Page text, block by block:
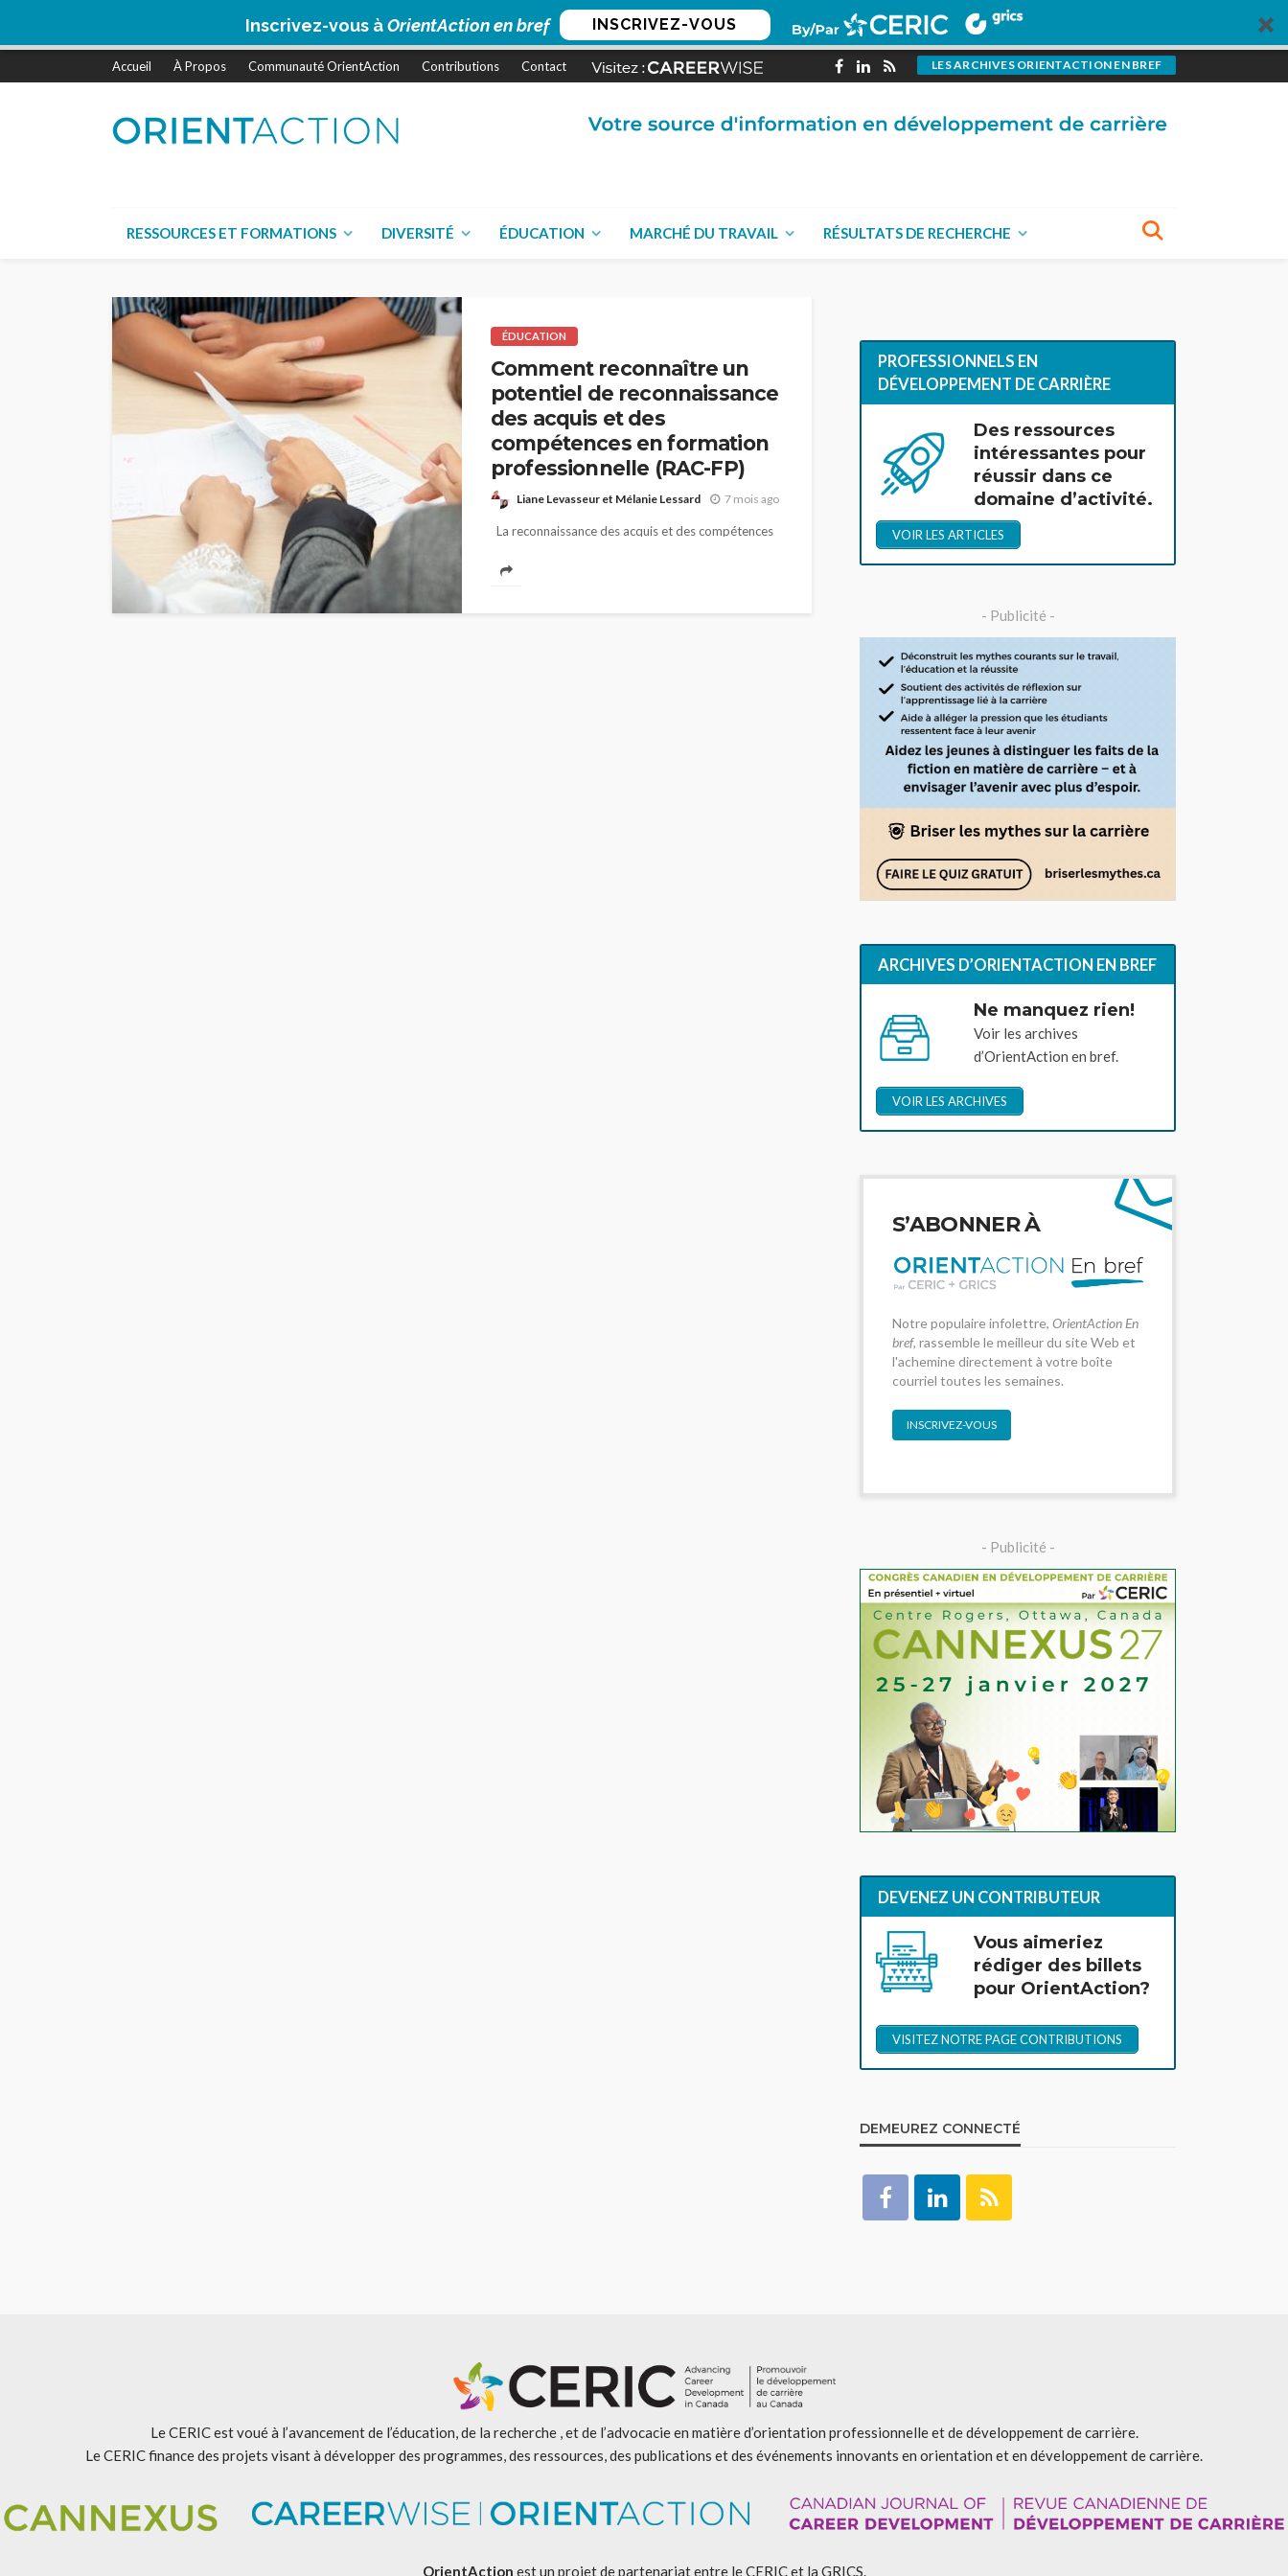
Inscrivez-vous àOrientAction en bref INSCRIVEZ-VOUS
Accueil À Propos Communauté OrientAction Contributions Contact LES ARCHIVES ORIENTACTION EN BREF
RESSOURCES ET FORMATIONS DIVERSITÉ ÉDUCATION MARCHÉ DU TRAVAIL RÉSULTATS DE RECHERCHE
ÉDUCATION
Comment reconnaître un
potentiel de reconnaissance
des acquis et des
compétences en formation
professionnelle (RAC-FP)
Liane Levasseur et Mélanie Lessard 7 mois ago
La reconnaissance des acquis et des compétences
démarche structurée qui permet à une personne de
PROFESSIONNELS EN
DÉVELOPPEMENT DE CARRIÈRE
Des ressources
intéressantes pour
réussir dans ce
domaine d’activité.
VOIR LES ARTICLES
- Publicité -
ARCHIVES D’ORIENTACTION EN BREF
Ne manquez rien!
Voir les archives
d’OrientAction en bref.
VOIR LES ARCHIVES
S’ABONNER À
Notre populaire infolettre, OrientAction En
bref, rassemble le meilleur du site Web et
l'achemine directement à votre boîte
courriel toutes les semaines.
INSCRIVEZ-VOUS
- Publicité -
DEVENEZ UN CONTRIBUTEUR
Vous aimeriez
rédiger des billets
pour OrientAction?
VISITEZ NOTRE PAGE CONTRIBUTIONS
DEMEUREZ CONNECTÉ
Le CERIC est voué à l’avancement de l’éducation, de la recherche , et de l’advocacie en matière d’orientation professionnelle et de développement de carrière.
Le CERIC finance des projets visant à développer des programmes, des ressources, des publications et des événements innovants en orientation et en développement de carrière.
OrientAction est un projet de partenariat entre le CERIC et la GRICS.